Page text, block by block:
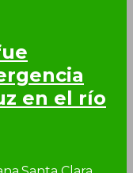
en el río